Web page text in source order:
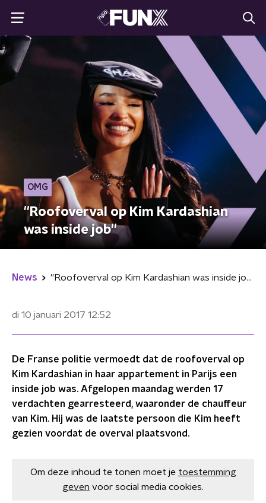
OMG
''Roofoverval op Kim Kardashian
was inside job''
News ''Roofoverval op Kim Kardashian was inside job''
di 10 januari 2017 12:52
De Franse politie vermoedt dat de roofoverval op
Kim Kardashian in haar appartement in Parijs een
inside job was. Afgelopen maandag werden 17
verdachten gearresteerd, waaronder de chauffeur
van Kim. Hij was de laatste persoon die Kim heeft
gezien voordat de overval plaatsvond.
Om deze inhoud te tonen moet je toestemming
geven voor social media cookies.